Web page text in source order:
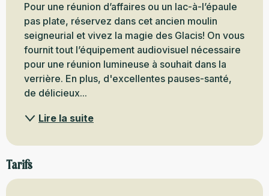
Pour une réunion d’affaires ou un lac-à-l’épaule
pas plate, réservez dans cet ancien moulin
seigneurial et vivez la magie des Glacis! On vous
fournit tout l’équipement audiovisuel nécessaire
pour une réunion lumineuse à souhait dans la
verrière. En plus, d'excellentes pauses-santé,
de délicieux...
Lire la suite
Tarifs